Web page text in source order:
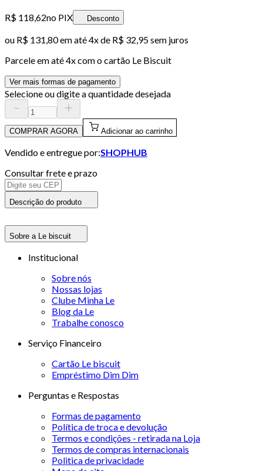
R$ 118,62no PIX Desconto
ou R$ 131,80em até4x de R$ 32,95 sem juros
Parcele em até4x com o cartão Le Biscuit
Ver mais formas de pagamento
Selecione ou digite a quantidade desejada
COMPRAR AGORA Adicionar ao carrinho
Vendido e entregue por:SHOPHUB
Consultar frete e prazo
Descrição do produto
Sobre a Le biscuit
Institucional
Sobre nós
Nossas lojas
Clube Minha Le
Blog da Le
Trabalhe conosco
Serviço Financeiro
Cartão Le biscuit
Empréstimo Dim Dim
Perguntas e Respostas
Formas de pagamento
Política de troca e devolução
Termos e condições - retirada na Loja
Termos de compras internacionais
Politica de privacidade